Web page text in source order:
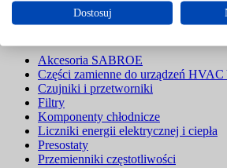
Akcesoria SABROE
Części zamienne do urządzeń
Czujniki i przetworniki
Filtry
Komponenty chłodnicze
Liczniki energii elektrycznej i ciepła
Presostaty
Przemienniki częstotliwości
Dostosuj